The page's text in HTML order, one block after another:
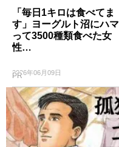
「毎日1キロは食べてま
す」ヨーグルト沼にハマ
って3500種類食べた女
性…
2026年06月09日
PR